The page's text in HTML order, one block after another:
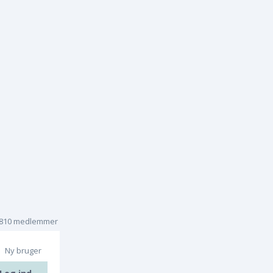
medlemmer
Ny bruger